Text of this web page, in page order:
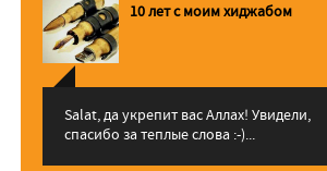
10 лет с моим хиджабом
Salat, да укрепит вас Аллаx! Увидели,
спасибо за теплые слова :-)...